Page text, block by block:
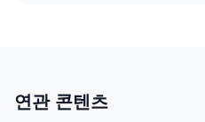
연관 콘텐츠